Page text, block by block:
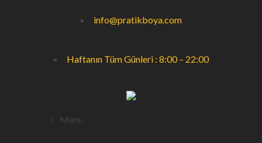
info@pratikboya.com
Haftanın Tüm Günleri : 8:00 – 22:00
Menu